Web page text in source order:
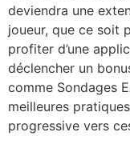
deviendra une
joueur, que ce soit
profiter d’une
déclencher un
comme Sondages
meilleures
progressive vers